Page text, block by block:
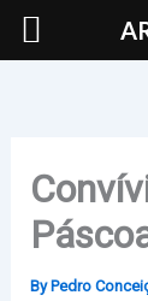
Skip
By Pedro